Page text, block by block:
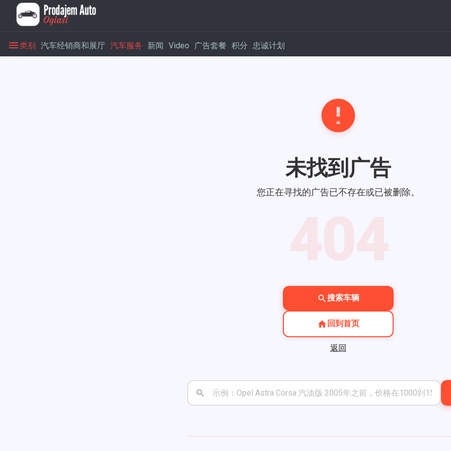
类别 汽车经销商和展厅 汽车服务 新闻 Video 广告套餐 积分 忠诚计划
未找到广告
您正在寻找的广告已不存在或已被删除。
搜索车辆
回到首页
返回